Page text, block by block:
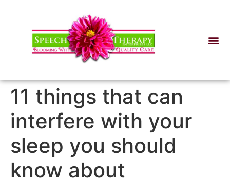
11 things that can
interfere with your
sleep you should
know about